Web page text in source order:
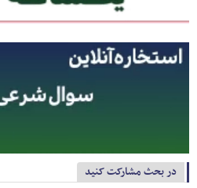
در بحث مشارکت کنید